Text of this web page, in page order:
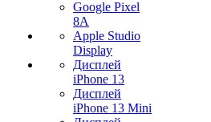
Google Pixel
8A
Apple Studio
Display
Дисплей
iPhone 13
Дисплей
iPhone 13 Mini